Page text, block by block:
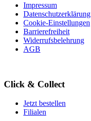
Impressum
Datenschutzerklärung
Cookie-Einstellungen
Barrierefreiheit
Widerrufsbelehrung
AGB
Click & Collect
Jetzt bestellen
Filialen